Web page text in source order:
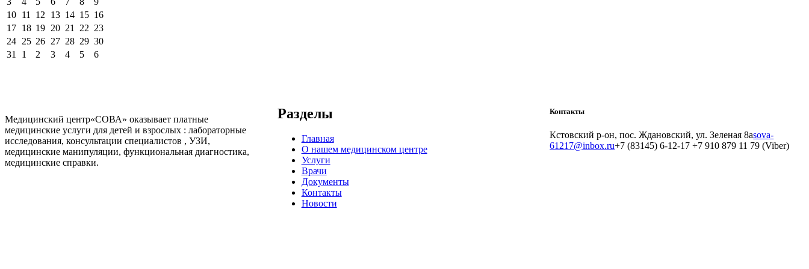
10 11 12 13 14 15 16
17 18 19 20 21 22 23
24 25 26 27 28 29 30
31
1 2 3 4 5 6
Медицинский центр«СОВА» оказывает платные
медицинские услуги для детей и взрослых : лабораторные
исследования, консультации специалистов , УЗИ,
медицинские манипуляции, функциональная диагностика,
медицинские справки.
Разделы
Главная
О нашем медицинском центре
Услуги
Врачи
Документы
Контакты
Новости
Контакты
Кстовский р-он, пос. Ждановский, ул. Зеленая 8аsova-
61217@inbox.ru+7 (83145) 6-12-17 +7 910 879 11 79 (Viber)